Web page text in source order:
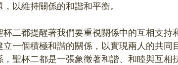
以維持關係的和諧和平衡。
二都提醒著我們要重視關係中的互相支持
一個積極和諧的關係，以實現兩人的共同
聖杯二都是一張象徵著和諧、和睦與互相